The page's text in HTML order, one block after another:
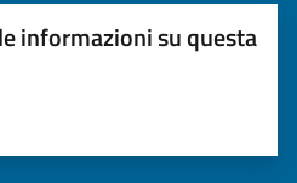
informazioni su questa
su 5
su 5